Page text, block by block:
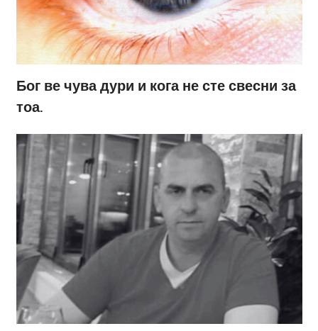
Бог ве чува дури и кога не сте свесни за
тоа.